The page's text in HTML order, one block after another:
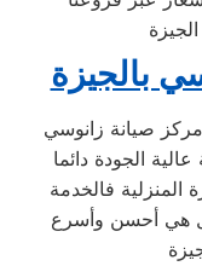
بالجيزة
صيانة زانوسي
الجودة دائما
فالخدمة
هي أحسن وأسرع